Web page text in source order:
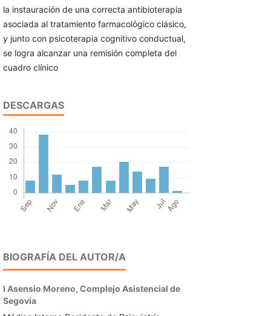
la instauración de una correcta antibioterapia
asociada al tratamiento farmacológico clásico,
y junto con psicoterapia cognitivo conductual,
se logra alcanzar una remisión completa del
cuadro clínico
DESCARGAS
BIOGRAFÍA DEL AUTOR/A
I Asensio Moreno, Complejo Asistencial de
Segovia